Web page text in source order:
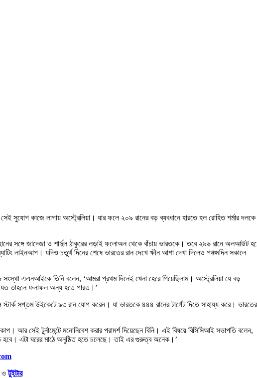
সুযোগ কাজে লাগায় অস্ট্রেলিয়া। যার ফলে ২০৯ রানের বড় ব্যবধানে হারতে হল রোহিত শর্মার
সঙ্গে জাদেজা ও শার্দুল ঠাকুরের লড়াই ফলোঅন থেকে বাঁচায় ভারতকে। তবে ২৯৬ রানে অলআউট
লাইনআপ। যদিও চতুর্থ দিনের শেষে ভারতের রান দেখে ক্ষীন আশা দেখা দিলেও পঞ্চমদিন সকালে
এএনআইকে তিনি বলেন, ‘আমরা প্রথম দিনেই খেলা হেরে গিয়েছিলাম। অস্ট্রেলিয়া যে বড়
যেত তাহলে ফলাফল অন্য হতে পারত।’
স্টার্ক সপ্তম উইকেটে ৯৩ রান যোগ করেন। যা ভারতকে ৪৪৪ রানের টার্গেট দিতে সাহায্য করে। ভারতের
আর সেই টুর্নামেন্টে মনোনিবেশ করার পরামর্শ দিয়েছেন বিনি। এই বিষয়ে বিসিসিআই সভাপতি বলেন,
হবে। এটা ঘরের মাঠে অনুষ্ঠিত হতে চলেছে। তাই এর গুরুত্ব অনেক।’
ওটুইটার